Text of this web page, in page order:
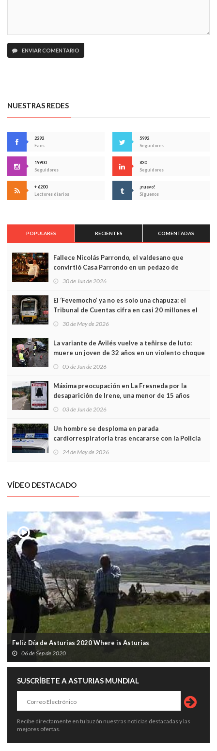
ENVIAR COMENTARIO
NUESTRAS REDES
2292
Fans
5992
Seguidores
19900
Seguidores
830
Seguidores
+ 6200
Lectores diarios
¡nuevo!
Síguenos
POPULARES RECIENTES COMENTADAS
Fallece Nicolás Parrondo, el valdesano que
convirtió Casa Parrondo en un pedazo de
Asturias en Madrid
30 de Jun de 2026
El ‘Fevemocho’ ya no es solo una chapuza: el
Tribunal de Cuentas cifra en casi 20 millones el
sobrecoste de los trenes que no cabían por los
30 de May de 2026
La variante de Avilés vuelve a teñirse de luto:
muere un joven de 32 años en un violento choque
frontal
05 de Jun de 2026
Máxima preocupación en La Fresneda por la
desaparición de Irene, una menor de 15 años
03 de Jun de 2026
Un hombre se desploma en parada
cardiorrespiratoria tras encararse con la Policía
Local en Luanco
24 de May de 2026
VÍDEO DESTACADO
Feliz Día de Asturias 2020 Where is Asturias
06 de Sep de 2020
SUSCRÍBETE A ASTURIAS MUNDIAL
Recibe directamente en tu buzón nuestras noticias destacadas y las
mejores ofertas.